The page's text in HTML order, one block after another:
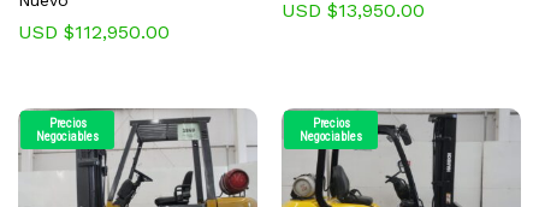
USD $112,950.00
USD $13,950.00
Precios
Negociables
Precios
Negociables